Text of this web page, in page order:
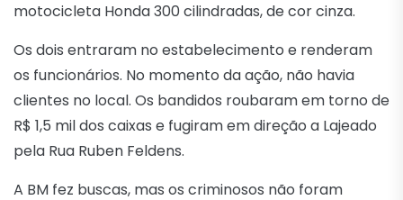
motocicleta Honda 300 cilindradas, de cor cinza.
Os dois entraram no estabelecimento e renderam
os funcionários. No momento da ação, não havia
clientes no local. Os bandidos roubaram em torno de
R$ 1,5 mil dos caixas e fugiram em direção a Lajeado
pela Rua Ruben Feldens.
A BM fez buscas, mas os criminosos não foram